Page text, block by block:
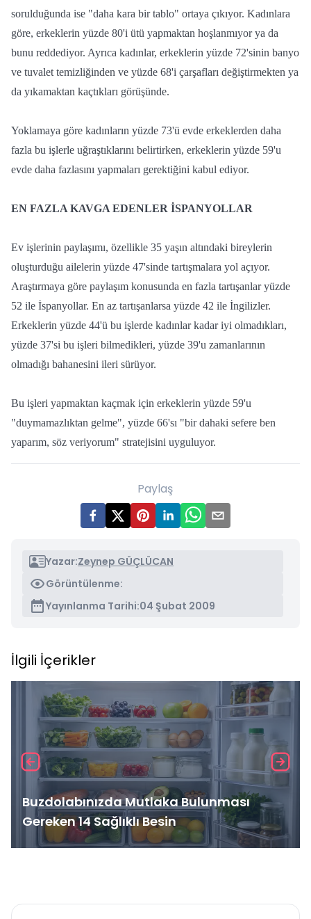
sorulduğunda ise "daha kara bir tablo" ortaya çıkıyor. Kadınlara
göre, erkeklerin yüzde 80'i ütü yapmaktan hoşlanmıyor ya da
bunu reddediyor. Ayrıca kadınlar, erkeklerin yüzde 72'sinin banyo
ve tuvalet temizliğinden ve yüzde 68'i çarşafları değiştirmekten ya
da yıkamaktan kaçtıkları görüşünde.
Yoklamaya göre kadınların yüzde 73'ü evde erkeklerden daha
fazla bu işlerle uğraştıklarını belirtirken, erkeklerin yüzde 59'u
evde daha fazlasını yapmaları gerektiğini kabul ediyor.
EN FAZLA KAVGA EDENLER İSPANYOLLAR
Ev işlerinin paylaşımı, özellikle 35 yaşın altındaki bireylerin
oluşturduğu ailelerin yüzde 47'sinde tartışmalara yol açıyor.
Araştırmaya göre paylaşım konusunda en fazla tartışanlar yüzde
52 ile İspanyollar. En az tartışanlarsa yüzde 42 ile İngilizler.
Erkeklerin yüzde 44'ü bu işlerde kadınlar kadar iyi olmadıkları,
yüzde 37'si bu işleri bilmedikleri, yüzde 39'u zamanlarının
olmadığı bahanesini ileri sürüyor.
Bu işleri yapmaktan kaçmak için erkeklerin yüzde 59'u
"duymamazlıktan gelme", yüzde 66'sı "bir dahaki sefere ben
yaparım, söz veriyorum" stratejisini uyguluyor.
Paylaş
Yazar:Zeynep GÜÇLÜCAN
Görüntülenme:
Yayınlanma Tarihi:04 Şubat 2009
İlgili İçerikler
Buzdolabınızda Mutlaka Bulunması
Gereken 14 Sağlıklı Besin